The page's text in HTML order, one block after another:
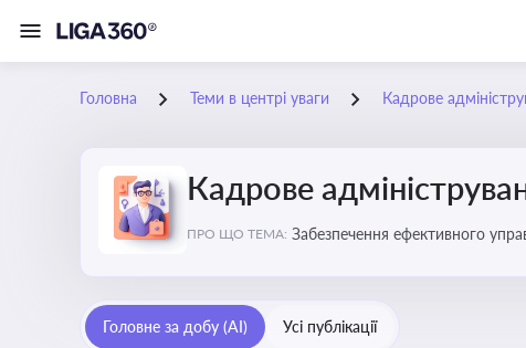
Головна Теми в центрі уваги Кадрове
Кадрове
ПРО ЩО ТЕМА: Забезпечення ефективного
Головне за добу (AI) Усі публікації